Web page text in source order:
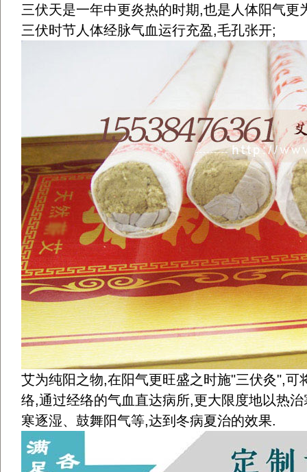
三伏天是一年中更炎热的时期,也是人体阳气更
三伏时节人体经脉气血运行充盈,毛孔张开;
艾为纯阳之物,在阳气更旺盛之时施"三伏灸",可
络,通过经络的气血直达病所,更大限度地以热
寒逐湿、鼓舞阳气等,达到冬病夏治的效果.